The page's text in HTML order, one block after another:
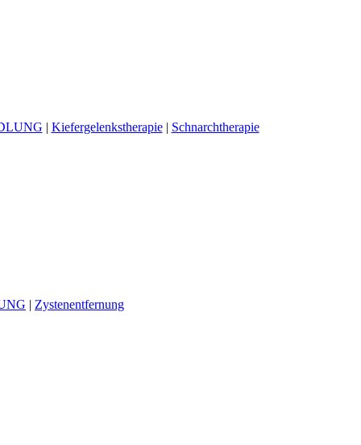
| Kiefergelenkstherapie| Schnarchtherapie
| Zystenentfernung